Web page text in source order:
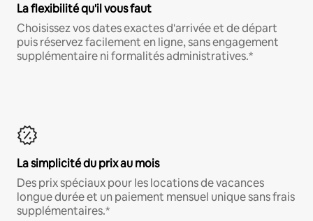
La flexibilité qu'il vous faut
Choisissez vos dates exactes d'arrivée et de départ
puis réservez facilement en ligne, sans engagement
supplémentaire ni formalités administratives.*
La simplicité du prix au mois
Des prix spéciaux pour les locations de vacances
longue durée et un paiement mensuel unique sans frais
supplémentaires.*